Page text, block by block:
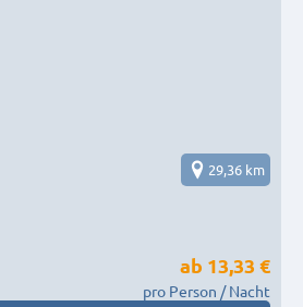
29,36 km
ab 13,33 €
pro Person / Nacht